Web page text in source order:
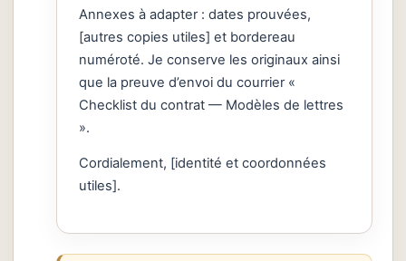
Annexes à adapter : dates prouvées,
[autres copies utiles] et bordereau
numéroté. Je conserve les originaux ainsi
que la preuve d’envoi du courrier «
Checklist du contrat — Modèles de lettres
».
Cordialement, [identité et coordonnées
utiles].